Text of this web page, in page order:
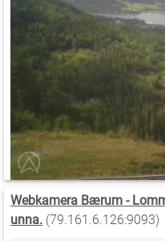
Webkamera Bærum -
unna. (79.161.6.126:9093)